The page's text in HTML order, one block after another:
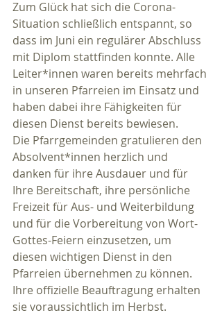
Zum Glück hat sich die Corona-
Situation schließlich entspannt, so
dass im Juni ein regulärer Abschluss
mit Diplom stattfinden konnte. Alle
Leiter*innen waren bereits mehrfach
in unseren Pfarreien im Einsatz und
haben dabei ihre Fähigkeiten für
diesen Dienst bereits bewiesen.
Die Pfarrgemeinden gratulieren den
Absolvent*innen herzlich und
danken für ihre Ausdauer und für
Ihre Bereitschaft, ihre persönliche
Freizeit für Aus- und Weiterbildung
und für die Vorbereitung von Wort-
Gottes-Feiern einzusetzen, um
diesen wichtigen Dienst in den
Pfarreien übernehmen zu können.
Ihre offizielle Beauftragung erhalten
sie voraussichtlich im Herbst.